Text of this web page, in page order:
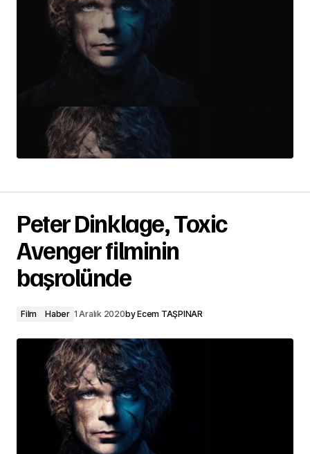
Peter Dinklage, Toxic
Avenger filminin
başrolünde
Film Haber 1 Aralık 2020byEcem TAŞPINAR